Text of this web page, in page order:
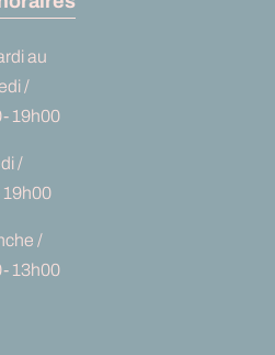
au
/
19h00
/
/
13h00